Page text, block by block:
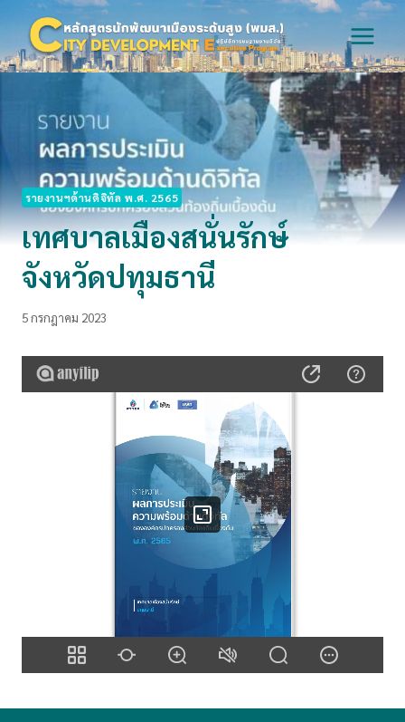
content
รายงานฯด้านดิจิทัล พ.ศ. 2565
เทศบาลเมืองสนั่นรักษ์
จังหวัดปทุมธานี
5 กรกฎาคม 2023